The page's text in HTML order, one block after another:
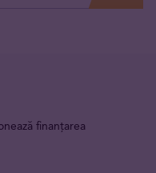
finanțarea